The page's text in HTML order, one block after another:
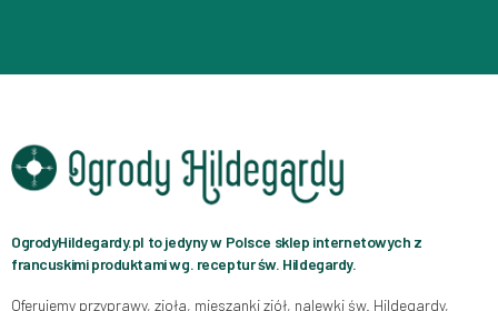
OgrodyHildegardy.pl to jedyny w Polsce sklep internetowych z
francuskimi produktami wg. receptur św. Hildegardy.
Oferujemy przyprawy, zioła, mieszanki ziół, nalewki św. Hildegardy,